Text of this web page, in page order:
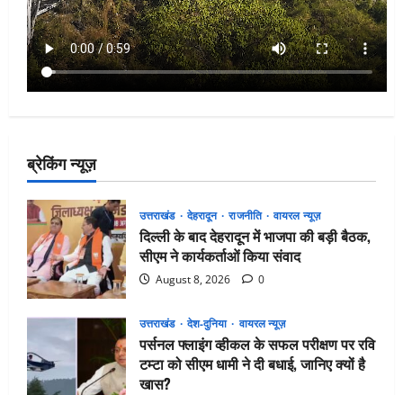
ब्रेकिंग न्यूज़
उत्तराखंड देहरादून राजनीति वायरल न्यूज़
दिल्ली के बाद देहरादून में भाजपा की बड़ी बैठक,
सीएम ने कार्यकर्ताओं किया संवाद
August 8, 2026 0
उत्तराखंड देश-दुनिया वायरल न्यूज़
पर्सनल फ्लाइंग व्हीकल के सफल परीक्षण पर रवि
टम्टा को सीएम धामी ने दी बधाई, जानिए क्यों है
खास?